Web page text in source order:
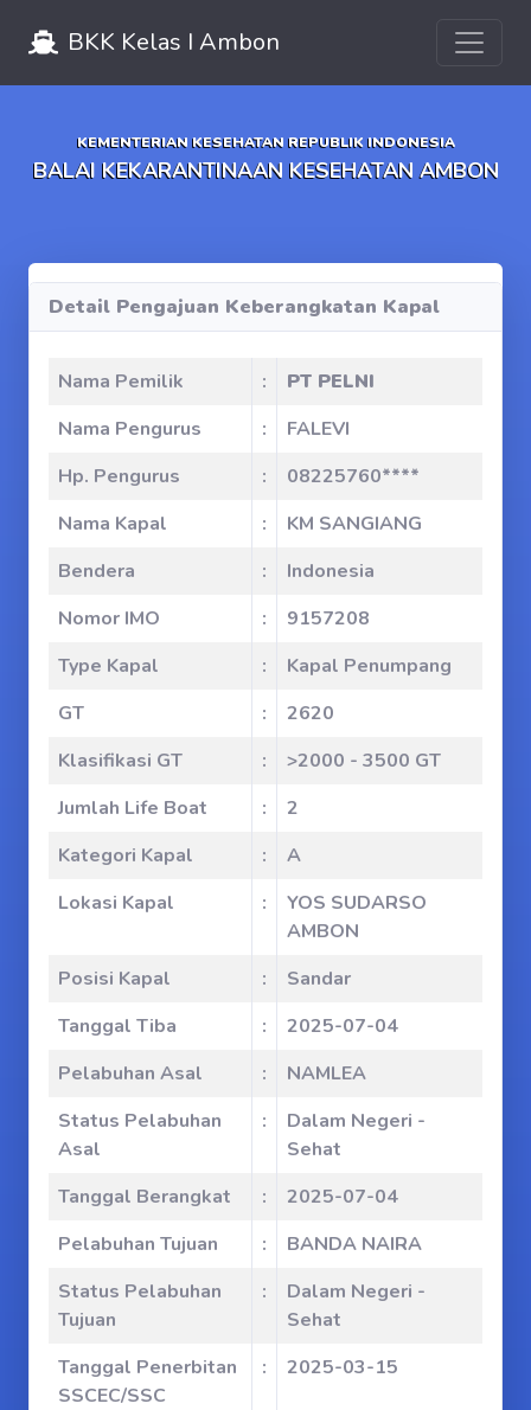
BKK Kelas I Ambon
KEMENTERIAN KESEHATAN REPUBLIK INDONESIA
BALAI KEKARANTINAAN KESEHATAN AMBON
Detail Pengajuan Keberangkatan Kapal
Nama Pemilik :
PT PELNI
Nama Pengurus
:
FALEVI
Hp. Pengurus
:
08225760****
Nama Kapal
:
KM SANGIANG
Bendera
:
Indonesia
Nomor IMO
:
9157208
Type Kapal
:
Kapal Penumpang
GT
:
2620
Klasifikasi GT
:
>2000 - 3500 GT
Jumlah Life Boat
:
2
Kategori Kapal
:
A
Lokasi Kapal
:
YOS SUDARSO
AMBON
Posisi Kapal
:
Sandar
Tanggal Tiba
:
2025-07-04
Pelabuhan Asal
:
NAMLEA
Status Pelabuhan
Asal
:
Dalam Negeri -
Sehat
Tanggal Berangkat
:
2025-07-04
Pelabuhan Tujuan
:
BANDA NAIRA
Status Pelabuhan
Tujuan
:
Dalam Negeri -
Sehat
Tanggal Penerbitan
SSCEC/SSC
: 2025-03-15